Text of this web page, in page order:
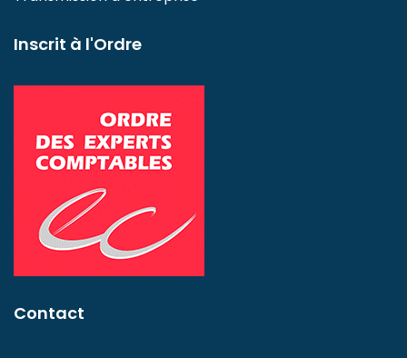
Inscrit à l'Ordre
Contact